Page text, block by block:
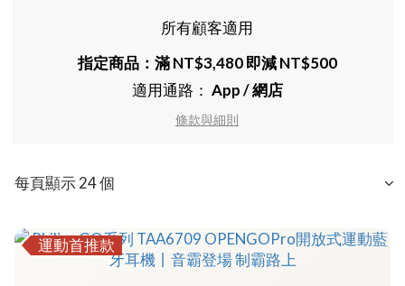
所有顧客適用
指定商品：滿 NT$3,480 即減 NT$500
適用通路： App/網店
條款與細則
每頁顯示 24 個
運動首推款